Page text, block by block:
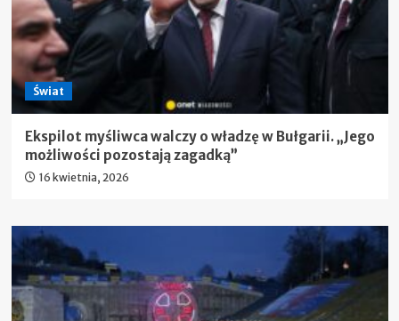
Świat
Ekspilot myśliwca walczy o władzę w Bułgarii. „Jego
możliwości pozostają zagadką”
16 kwietnia, 2026